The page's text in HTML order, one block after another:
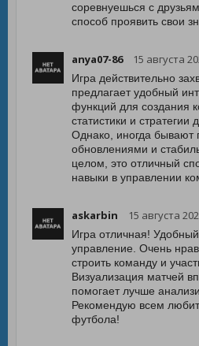
соревнуешься с
способ проявить свои
anya07-86 15 августа
Игра действительно
предлагает удобный
функций для создания
статистики и стратегии
Однако, иногда бывают
обновлениями и
целом, это отличный
навыки в управлении
askarbin 15 августа
Игра отличная!
управление. Очень
строить команду и
Визуализация матчей
помогает лучше
Рекомендую всем
футбола!